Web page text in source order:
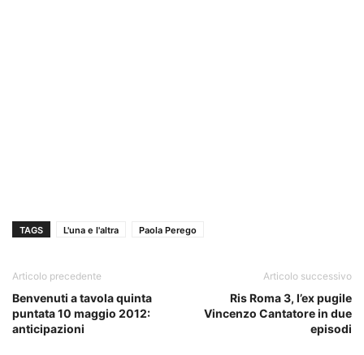
TAGS L'una e l'altra Paola Perego
Articolo precedente
Benvenuti a tavola quinta
puntata 10 maggio 2012:
anticipazioni
Articolo successivo
Ris Roma 3, l’ex pugile
Vincenzo Cantatore in due
episodi